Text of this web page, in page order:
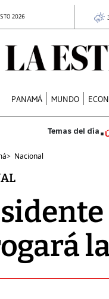
2026
PANAMÁ MUNDO
> Nacional